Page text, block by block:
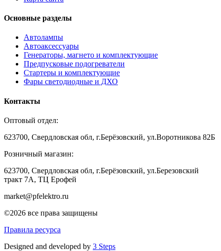
Основные разделы
Автолампы
Автоаксессуары
Генераторы, магнето и комплектующие
Предпусковые подогреватели
Стартеры и комплектующие
Фары светодиодные и ДХО
Контакты
Оптовый отдел:
623700, Свердловская обл, г.Берёзовский, ул.Воротникова 82Б
Розничный магазин:
623700, Свердловская обл, г.Берёзовский, ул.Березовский
тракт 7А, ТЦ Ерофей
market@pfelektro.ru
©2026 все права защищены
Правила ресурса
Designed and developed by 3 Steps